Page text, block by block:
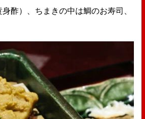
酢）、ちまきの中は鯛のお寿司、